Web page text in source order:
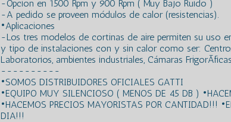
-Opcion en 1500 Rpm y 900 Rpm ( Muy Bajo Ruido )
-A pedido se proveen módulos de calor (resistencias).
•Aplicaciones
-Los tres modelos de cortinas de aire permiten su uso
y tipo de instalaciones con y sin calor como ser:
Laboratorios, ambientes industriales, Cámaras
----------
•SOMOS DISTRIBUIDORES OFICIALES GATTI
•EQUIPO MUY SILENCIOSO ( MENOS DE 45 DB )
•HACEMOS PRECIOS MAYORISTAS POR CANTIDAD!!!
DIA!!!